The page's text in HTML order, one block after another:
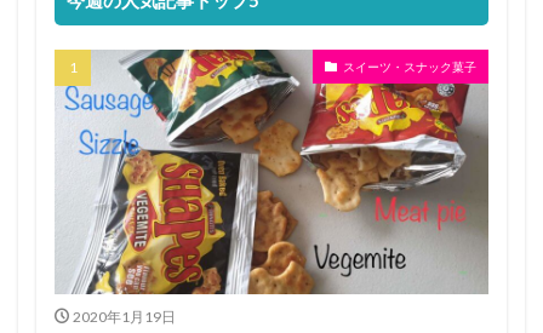
スイーツ・スナック菓子
2020年1月19日